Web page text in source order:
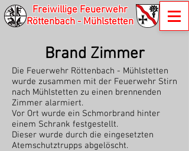
Freiwillige Feuerwehr
Röttenbach - Mühlstetten
Brand Zimmer
Die Feuerwehr Röttenbach - Mühlstetten
wurde zusammen mit der Feuerwehr Stirn
nach Mühlstetten zu einen brennenden
Zimmer alarmiert.
Vor Ort wurde ein Schmorbrand hinter
einem Schrank festgestellt.
Dieser wurde durch die eingesetzten
Atemschutztrupps abgelöscht.